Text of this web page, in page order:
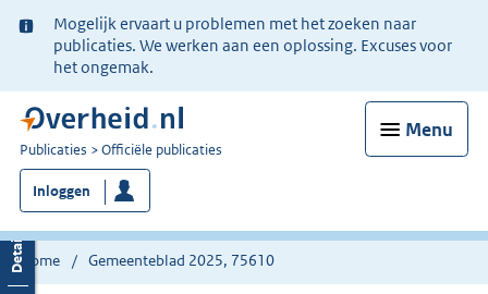
Ter
informatie:
Mogelijk ervaart u problemen met het zoeken naar
publicaties. We werken aan een oplossing. Excuses voor
het ongemak.
Menu
U
bent
nu
hier:
Publicaties Officiële publicaties
Inloggen
Home Gemeenteblad 2025, 75610